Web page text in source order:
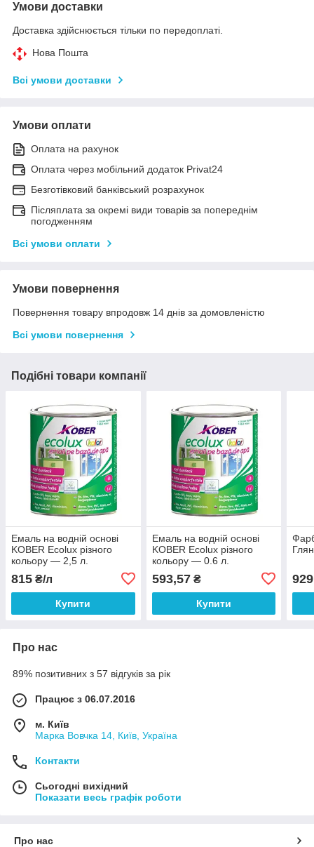
Умови доставки
Доставка здійснюється тільки по передоплаті.
Нова Пошта
Всі умови доставки
Умови оплати
Оплата на рахунок
Оплата через мобільний додаток Privat24
Безготівковий банківський розрахунок
Післяплата за окремі види товарів за попереднім
погодженням
Всі умови оплати
Умови повернення
Повернення товару впродовж 14 днів за домовленістю
Всі умови повернення
Подібні товари компанії
Емаль на водній основі
KOBER Ecolux різного
кольору — 2,5 л.
815 ₴/л
Купити
Емаль на водній основі
KOBER Ecolux різного
кольору — 0.6 л.
593,57₴
Купити
Про нас
89% позитивних з 57 відгуків за рік
Працює з 06.07.2016
м. Київ
Марка Вовчка 14, Київ, Україна
Контакти
Сьогодні вихідний
Показати весь графік роботи
Про нас